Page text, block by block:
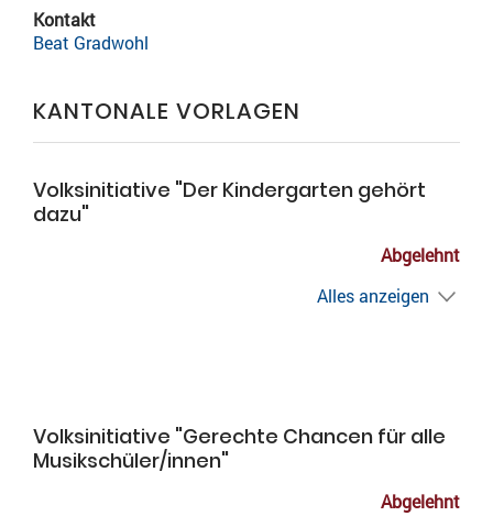
Kontakt
Beat Gradwohl
KANTONALE VORLAGEN
Volksinitiative "Der Kindergarten gehört
dazu"
Abgelehnt
Alles anzeigen
Volksinitiative "Gerechte Chancen für alle
Musikschüler/innen"
Abgelehnt